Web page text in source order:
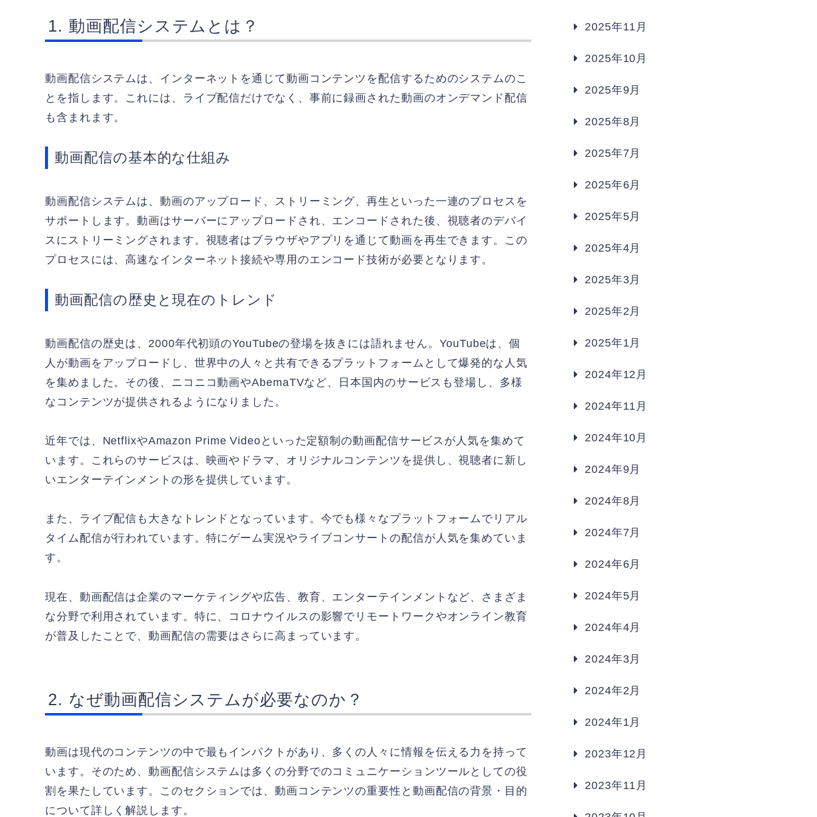
動画配信システムとは？
動画配信システムは、インターネットを通じて動画コンテンツを配信するためのシステムのこ
とを指します。これには、ライブ配信だけでなく、事前に録画された動画のオンデマンド配信
も含まれます。
動画配信の基本的な仕組み
動画配信システムは、動画のアップロード、ストリーミング、再生といった一連のプロセスを
サポートします。動画はサーバーにアップロードされ、エンコードされた後、視聴者のデバイ
スにストリーミングされます。視聴者はブラウザやアプリを通じて動画を再生できます。この
プロセスには、高速なインターネット接続や専用のエンコード技術が必要となります。
動画配信の歴史と現在のトレンド
動画配信の歴史は、2000年代初頭のYouTubeの登場を抜きには語れません。YouTubeは、個
人が動画をアップロードし、世界中の人々と共有できるプラットフォームとして爆発的な人気
を集めました。その後、ニコニコ動画やAbemaTVなど、日本国内のサービスも登場し、多様
なコンテンツが提供されるようになりました。
近年では、NetflixやAmazon Prime Videoといった定額制の動画配信サービスが人気を集めて
います。これらのサービスは、映画やドラマ、オリジナルコンテンツを提供し、視聴者に新し
いエンターテインメントの形を提供しています。
また、ライブ配信も大きなトレンドとなっています。今でも様々なプラットフォームでリアル
タイム配信が行われています。特にゲーム実況やライブコンサートの配信が人気を集めていま
す。
現在、動画配信は企業のマーケティングや広告、教育、エンターテインメントなど、さまざま
な分野で利用されています。特に、コロナウイルスの影響でリモートワークやオンライン教育
が普及したことで、動画配信の需要はさらに高まっています。
なぜ動画配信システムが必要なのか？
動画は現代のコンテンツの中で最もインパクトがあり、多くの人々に情報を伝える力を持って
います。そのため、動画配信システムは多くの分野でのコミュニケーションツールとしての役
割を果たしています。このセクションでは、動画コンテンツの重要性と動画配信の背景・目的
について詳しく解説します。
2025年11月
2025年10月
2025年9月
2025年8月
2025年7月
2025年6月
2025年5月
2025年4月
2025年3月
2025年2月
2025年1月
2024年12月
2024年11月
2024年10月
2024年9月
2024年8月
2024年7月
2024年6月
2024年5月
2024年4月
2024年3月
2024年2月
2024年1月
2023年12月
2023年11月